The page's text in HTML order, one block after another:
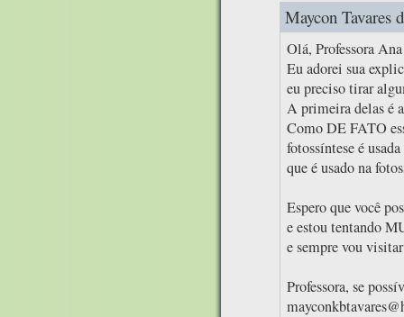
Maycon Tavares
Olá, Professora
Eu adorei sua
eu preciso tirar
A primeira delas é
Como DE FATO
fotossíntese é
que é usado na
Espero que você
e estou tentando
e sempre vou
Professora, se